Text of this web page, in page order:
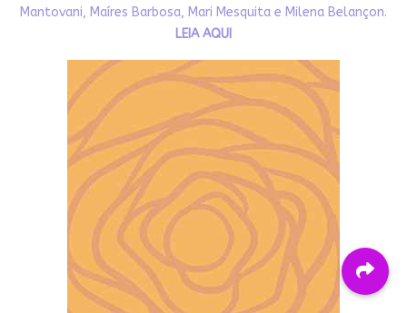
Mantovani, Maíres Barbosa, Mari Mesquita e Milena Belançon.
LEIA AQUI